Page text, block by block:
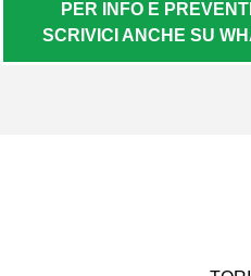
PER INFO E
SCRIVICI ANCHE SU